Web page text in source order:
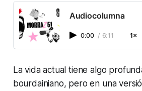
Audiocolumna
0:00 / 6:11 1×
La vida actual tiene algo
bourdainiano, pero en una